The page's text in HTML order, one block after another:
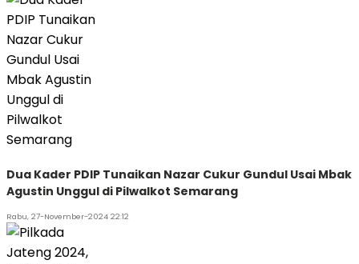
Dua Kader PDIP Tunaikan Nazar Cukur Gundul Usai Mbak
Agustin Unggul di Pilwalkot Semarang
Rabu, 27-November-2024 22:12